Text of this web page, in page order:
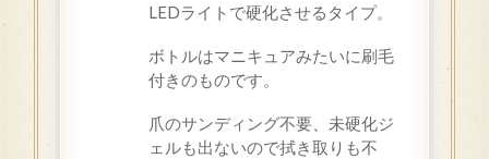
LEDライトで硬化させるタイプ。
ボトルはマニキュアみたいに刷毛
付きのものです。
爪のサンディング不要、未硬化ジ
ェルも出ないので拭き取りも不